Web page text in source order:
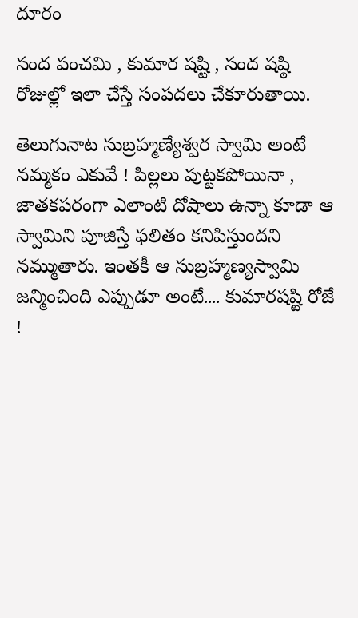
దూరం
స్కంద పంచమి , కుమార షష్టి , స్కంద షష్ఠి
రోజుల్లో ఇలా చేస్తే సంపదలు చేకూరుతాయి.
తెలుగునాట సుబ్రహ్మణ్యేశ్వర స్వామి అంటే
నమ్మకం ఎక్కువే ! పిల్లలు పుట్టకపోయినా ,
జాతకపరంగా ఎలాంటి దోషాలు ఉన్నా కూడా ఆ
స్వామిని పూజిస్తే ఫలితం కనిపిస్తుందని
నమ్ముతారు. ఇంతకీ ఆ సుబ్రహ్మణ్యస్వామి
జన్మించింది ఎప్పుడూ అంటే.... కుమారషష్టి రోజే
!